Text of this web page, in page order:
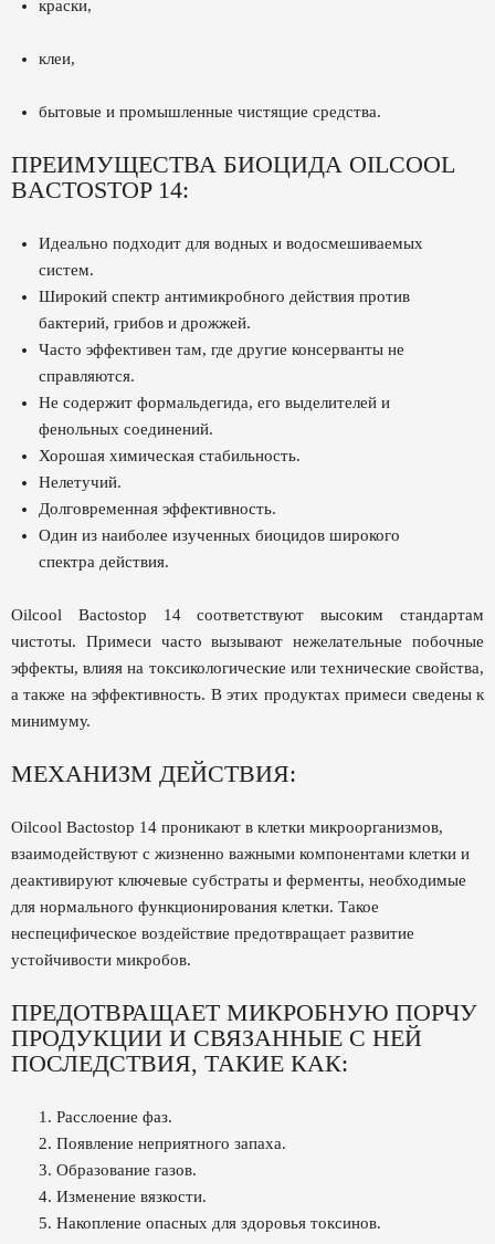
краски,
клеи,
бытовые и промышленные чистящие средства.
ПРЕИМУЩЕСТВА БИОЦИДА OILCOOL
BACTOSTOP 14:
Идеально подходит для водных и водосмешиваемых
систем.
Широкий спектр антимикробного действия против
бактерий, грибов и дрожжей.
Часто эффективен там, где другие консерванты не
справляются.
Не содержит формальдегида, его выделителей и
фенольных соединений.
Хорошая химическая стабильность.
Нелетучий.
Долговременная эффективность.
Один из наиболее изученных биоцидов широкого
спектра действия.
Oilcool Bactostop 14 соответствуют высоким стандартам
чистоты. Примеси часто вызывают нежелательные побочные
эффекты, влияя на токсикологические или технические свойства,
а также на эффективность. В этих продуктах примеси сведены к
минимуму.
МЕХАНИЗМ ДЕЙСТВИЯ:
Oilcool Bactostop 14 проникают в клетки микроорганизмов,
взаимодействуют с жизненно важными компонентами клетки и
деактивируют ключевые субстраты и ферменты, необходимые
для нормального функционирования клетки. Такое
неспецифическое воздействие предотвращает развитие
устойчивости микробов.
ПРЕДОТВРАЩАЕТ МИКРОБНУЮ ПОРЧУ
ПРОДУКЦИИ И СВЯЗАННЫЕ С НЕЙ
ПОСЛЕДСТВИЯ, ТАКИЕ КАК:
Расслоение фаз.
Появление неприятного запаха.
Образование газов.
Изменение вязкости.
Накопление опасных для здоровья токсинов.